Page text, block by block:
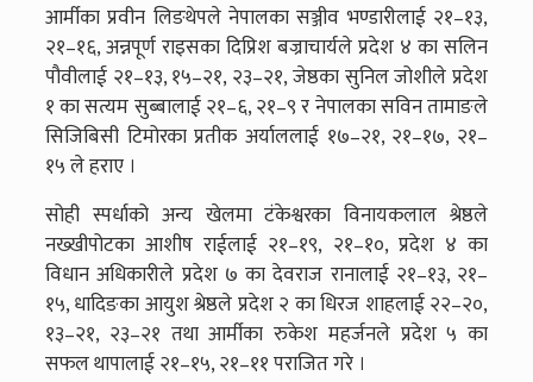
आर्मीका प्रवीन लिङथेपले नेपालका सञ्जीव भण्डारीलाई २१–१३,
२१–१६, अन्नपूर्ण राइसका दिप्रिश बज्राचार्यले प्रदेश ४ का सलिन
पौवीलाई २१–१३, १५–२१, २३–२१, जेष्ठका सुनिल जोशीले प्रदेश
१ का सत्यम सुब्बालाई २१–६, २१–९ र नेपालका सविन तामाङले
सिजिबिसी टिमोरका प्रतीक अर्याललाई १७–२१, २१–१७, २१–
१५ ले हराए ।
सोही स्पर्धाको अन्य खेलमा टंकेश्वरका विनायकलाल श्रेष्ठले
नख्खीपोटका आशीष राईलाई २१–१९, २१–१०, प्रदेश ४ का
विधान अधिकारीले प्रदेश ७ का देवराज रानालाई २१–१३, २१–
१५, धादिङका आयुश श्रेष्ठले प्रदेश २ का धिरज शाहलाई २२–२०,
१३–२१, २३–२१ तथा आर्मीका रुकेश महर्जनले प्रदेश ५ का
सफल थापालाई २१–१५, २१–११ पराजित गरे ।